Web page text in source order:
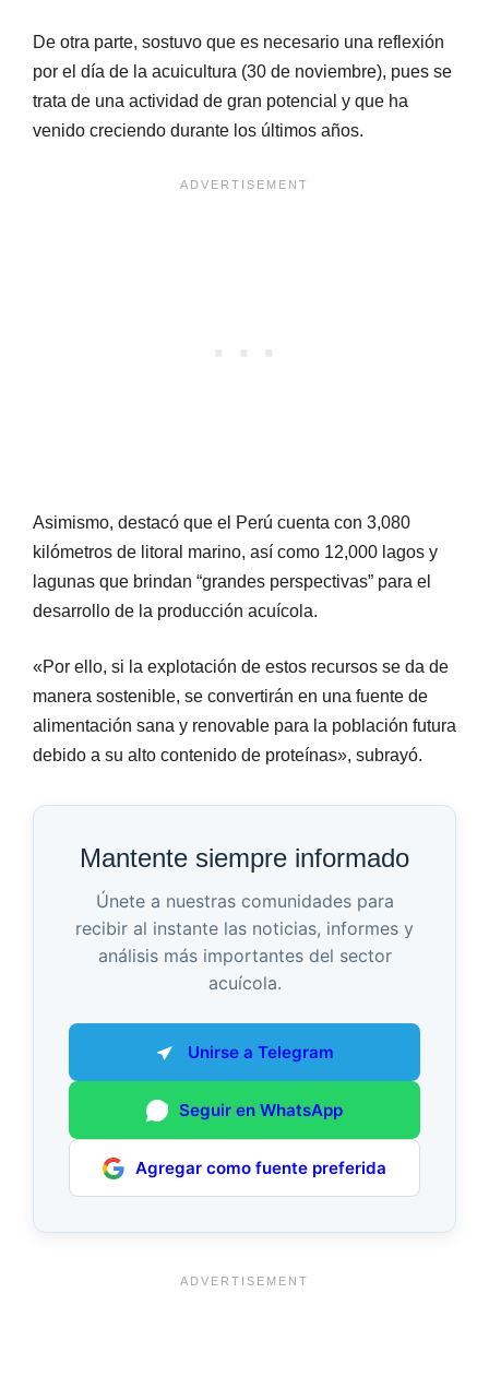
De otra parte, sostuvo que es necesario una reflexión
por el día de la acuicultura (30 de noviembre), pues se
trata de una actividad de gran potencial y que ha
venido creciendo durante los últimos años.
Asimismo, destacó que el Perú cuenta con 3,080
kilómetros de litoral marino, así como 12,000 lagos y
lagunas que brindan “grandes perspectivas” para el
desarrollo de la producción acuícola.
«Por ello, si la explotación de estos recursos se da de
manera sostenible, se convertirán en una fuente de
alimentación sana y renovable para la población futura
debido a su alto contenido de proteínas», subrayó.
Mantente siempre informado
Únete a nuestras comunidades para
recibir al instante las noticias, informes y
análisis más importantes del sector
acuícola.
Unirse a Telegram
Seguir en WhatsApp
Agregar como fuente preferida